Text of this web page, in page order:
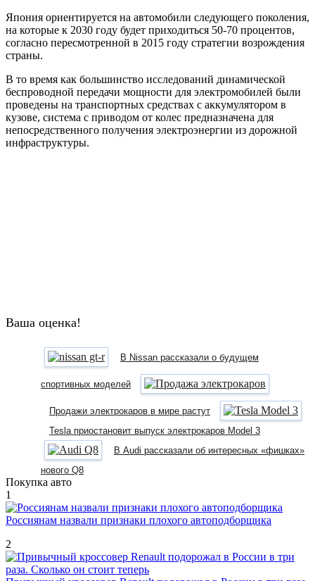
Япония ориентируется на автомобили следующего поколения,
на которые к 2030 году будет приходиться 50-70 процентов,
согласно пересмотренной в 2015 году стратегии возрождения
страны.
В то время как большинство исследований динамической
беспроводной передачи мощности для электромобилей были
проведены на транспортных средствах с аккумулятором в
кузове, система с приводом от колес предназначена для
непосредственного получения электроэнергии из дорожной
инфраструктуры.
Ваша оценка!
В Nissan рассказали о будущем
спортивных моделей
Продажи электрокаров в мире растут
Tesla приостановит выпуск электрокаров Model 3
В Audi рассказали об интересных «фишках»
нового Q8
Покупка авто
1
Россиянам назвали признаки плохого автоподборщика
2